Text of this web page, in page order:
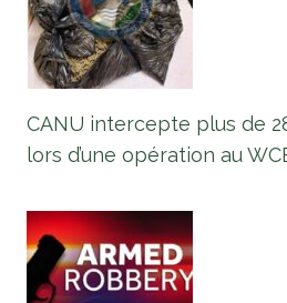
CANU intercepte plus de
lors d’une opération au